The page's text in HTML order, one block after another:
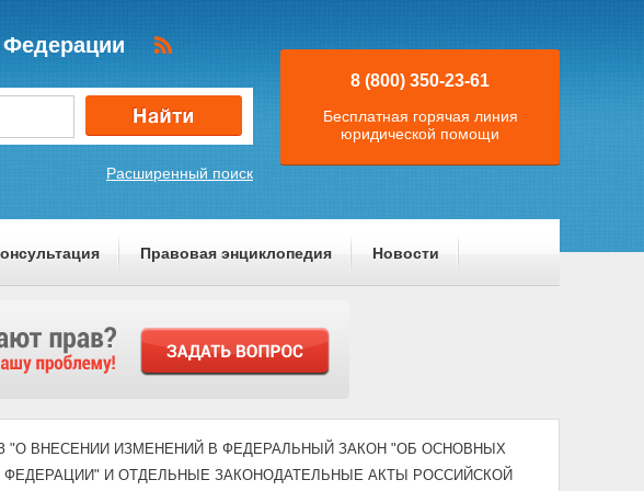
Федерации
Расширенный поиск
8 (800) 350-23-61
Бесплатная горячая линия
юридической помощи
Правовая энциклопедия Новости
"О ВНЕСЕНИИ ИЗМЕНЕНИЙ В ФЕДЕРАЛЬНЫЙ ЗАКОН "ОБ ОСНОВНЫХ
ФЕДЕРАЦИИ" И ОТДЕЛЬНЫЕ ЗАКОНОДАТЕЛЬНЫЕ АКТЫ РОССИЙСКОЙ